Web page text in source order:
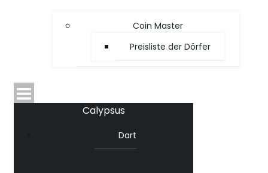
Coin Master
Preisliste der Dörfer
Calypsus
Dart